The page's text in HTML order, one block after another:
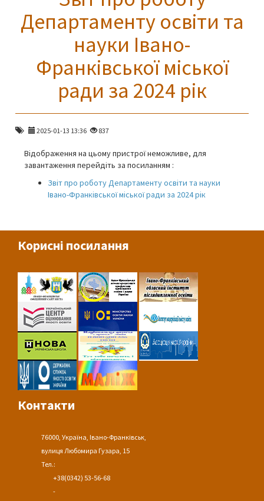
Департаменту освіти та
науки Івано-
Франківської міської
ради за 2024 рік
2025-01-13 13:36 837
Відображення на цьому пристрої неможливе, для
завантаження перейдіть за посиланням :
Звіт про роботу Департаменту освіти та науки
Івано-Франківської міської ради за 2024 рік
Корисні посилання
Контакти
76000, Україна, Івано-Франківськ,
вулиця Любомира Гузара, 15
Тел.:
+38(0342) 53-56-68
-